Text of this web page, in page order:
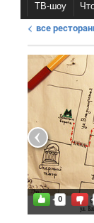
ТВ-шоу
все
0